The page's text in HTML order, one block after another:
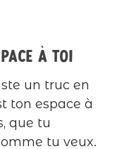
à toi
un truc en
ton espace à
que tu
tu veux.